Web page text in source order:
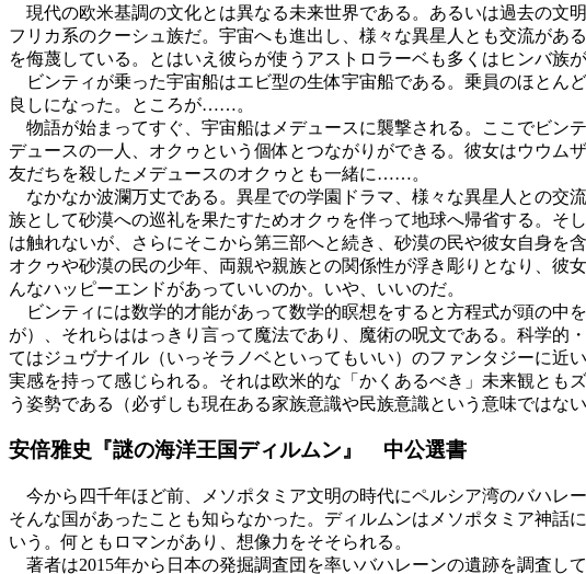
現代の欧米基調の文化とは異なる未来世界である。あるいは過去の文
フリカ系のクーシュ族だ。宇宙へも進出し、様々な異星人とも交流が
を侮蔑している。とはいえ彼らが使うアストロラーベも多くはヒンバ族
ビンティが乗った宇宙船はエビ型の生体宇宙船である。乗員のほとん
良しになった。ところが……。
物語が始まってすぐ、宇宙船はメデュースに襲撃される。ここでビン
デュースの一人、オクゥという個体とつながりができる。彼女はウウム
友だちを殺したメデュースのオクゥとも一緒に……。
なかなか波瀾万丈である。異星での学園ドラマ、様々な異星人との交
族として砂漠への巡礼を果たすためオクゥを伴って地球へ帰省する。そ
は触れないが、さらにそこから第三部へと続き、砂漠の民や彼女自身を
オクゥや砂漠の民の少年、両親や親族との関係性が浮き彫りとなり、彼
んなハッピーエンドがあっていいのか。いや、いいのだ。
ビンティには数学的才能があって数学的瞑想をすると方程式が頭の中
が）、それらははっきり言って魔法であり、魔術の呪文である。科学的
てはジュヴナイル（いっそラノベといってもいい）のファンタジーに
実感を持って感じられる。それは欧米的な「かくあるべき」未来観とも
う姿勢である（必ずしも現在ある家族意識や民族意識という意味ではな
安倍雅史『謎の海洋王国ディルムン』 中公選書
今から四千年ほど前、メソポタミア文明の時代にペルシア湾のバハレ
そんな国があったことも知らなかった。ディルムンはメソポタミア神話
いう。何ともロマンがあり、想像力をそそられる。
著者は2015年から日本の発掘調査団を率いバハレーンの遺跡を調査し